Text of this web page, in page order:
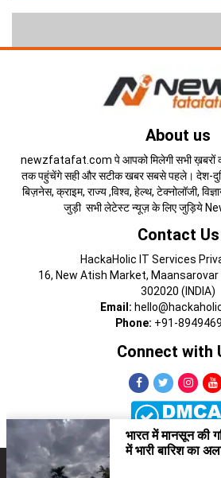
About us
newzfatafat.com पे आपको मिलेगी सभी ख़बरों
तक पहुंचेंगे सही और सटीक खबर सबसे पहले। देश-
बिज़नेस, क्राइम, राज्य ,विश्व, हेल्थ, टेक्नोलॉजी,
जुड़ी सभी लेटेस्ट न्यूज़ के लिए जुड़िये
Contact Us
HackaHolic IT Services
16, New Atish Market,
302020 (INDIA)
Email:
Phone: +91-
Connect with
Copyright © 2024 HackaHolic IT